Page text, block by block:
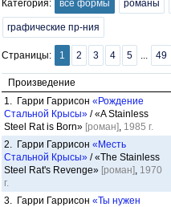
Категория: все формы романы
графические пр-ния
Страницы: 1 2 3 4 5 ... 49
Произведение
1. Гарри Гаррисон «Рождение
Стальной Крысы» / «A Stainless
Steel Rat is Born» [роман], 1985 г.
2. Гарри Гаррисон «Месть
Стальной Крысы» / «The Stainless
Steel Rat's Revenge» [роман], 1970
г.
3. Гарри Гаррисон «Ты нужен